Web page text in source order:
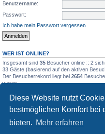
Diese Website nutzt
bestmöglichen Komfort bei
bieten. Mehr erfahren
Benutzername:
Passwort:
Ich habe mein Passwort vergessen
WER IST ONLINE?
Insgesamt sind 35 Besucher online :: 2
33 Gäste (basierend auf den aktiven
Der Besucherrekord liegt bei 2654
waren.
STATISTIK
Beiträge insgesamt161445• Themen
neuestes Mitglied: